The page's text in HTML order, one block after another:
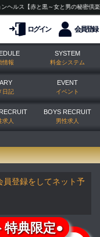
ルス【赤と黒～女と男の秘密倶楽
ログイン 会員登録
情報
SYSTEM
料金システム
日記
EVENT
イベント
求人
BOYS RECRUIT
男性求人
員登録をしてネット予
典限定●